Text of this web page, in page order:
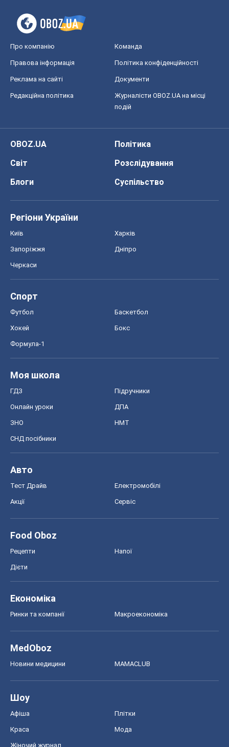
Про компанію Команда
Правова інформація Політика конфіденційності
Реклама на сайті Документи
Редакційна політика
Журналісти OBOZ.UA на місці
подій
OBOZ.UA
Політика
Світ
Розслідування
Блоги
Суспільство
Регіони України
Київ Харків
Запоріжжя Дніпро
Черкаси
Спорт
Футбол Баскетбол
Хокей Бокс
Формула-1
Моя школа
ГДЗ Підручники
Онлайн уроки ДПА
ЗНО НМТ
СНД посібники
Авто
Тест Драйв Електромобілі
Акції Сервіс
Food Oboz
Рецепти Напої
Дієти
Економіка
Ринки та компанії Макроекономіка
MedOboz
Новини медицини MAMACLUB
Шоу
Афіша Плітки
Краса Мода
Жіночий журнал